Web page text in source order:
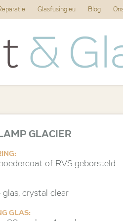
Glasfusing.eu Blog
GLACIER
of RVS geborsteld
glas, crystal clear
GLAS: